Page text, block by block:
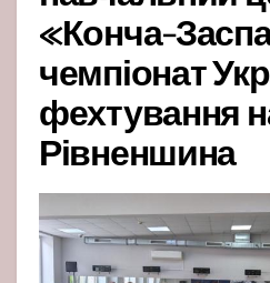
«Конча-
чемпіонат
фехтування
Рівненшина